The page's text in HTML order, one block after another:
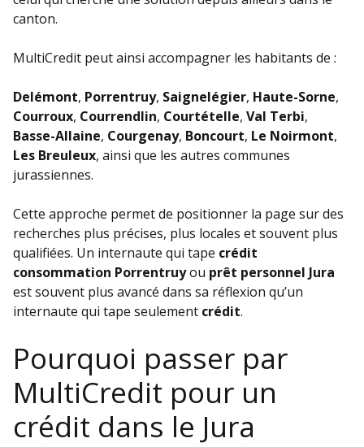
canton.
MultiCredit peut ainsi accompagner les habitants de :
Delémont, Porrentruy, Saignelégier, Haute-Sorne,
Courroux, Courrendlin, Courtételle, Val Terbi,
Basse-Allaine, Courgenay, Boncourt, Le Noirmont,
Les Breuleux, ainsi que les autres communes
jurassiennes.
Cette approche permet de positionner la page sur des
recherches plus précises, plus locales et souvent plus
qualifiées. Un internaute qui tape crédit
consommation Porrentruyou prêt personnel Jura
est souvent plus avancé dans sa réflexion qu’un
internaute qui tape seulement crédit.
Pourquoi passer par
MultiCredit pour un
crédit dans le Jura